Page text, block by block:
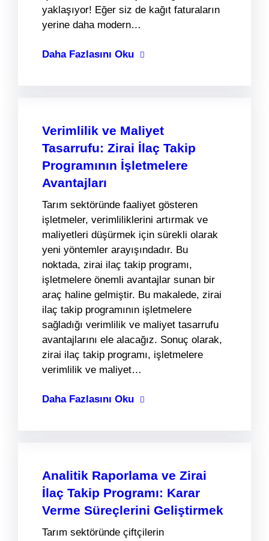
yaklaşıyor! Eğer siz de kağıt faturaların
yerine daha modern…
Daha Fazlasını Oku
Verimlilik ve Maliyet
Tasarrufu: Zirai İlaç Takip
Programının İşletmelere
Avantajları
Tarım sektöründe faaliyet gösteren
işletmeler, verimliliklerini artırmak ve
maliyetleri düşürmek için sürekli olarak
yeni yöntemler arayışındadır. Bu
noktada, zirai ilaç takip programı,
işletmelere önemli avantajlar sunan bir
araç haline gelmiştir. Bu makalede, zirai
ilaç takip programının işletmelere
sağladığı verimlilik ve maliyet tasarrufu
avantajlarını ele alacağız. Sonuç olarak,
zirai ilaç takip programı, işletmelere
verimlilik ve maliyet…
Daha Fazlasını Oku
Analitik Raporlama ve Zirai
İlaç Takip Programı: Karar
Verme Süreçlerini Geliştirmek
Tarım sektöründe çiftçilerin